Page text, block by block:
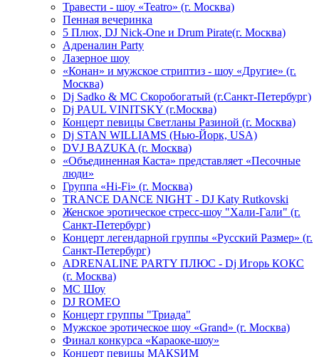
Травести - шоу «Teatro» (г. Москва)
Пенная вечеринка
5 Плюх, DJ Nick-One и Drum Pirate(г. Москва)
Адреналин Party
Лазерное шоу
«Конан» и мужское стриптиз - шоу «Другие» (г.
Москва)
Dj Sadko & МС Скоробогатый (г.Санкт-Петербург)
Dj PAUL VINITSKY (г.Москва)
Концерт певицы Светланы Разиной (г. Москва)
Dj STAN WILLIAMS (Нью-Йорк, USA)
DVJ BAZUKA (г. Москва)
«Объединенная Каста» представляет «Песочные
люди»
Группа «Hi-Fi» (г. Москва)
TRANCE DANCE NIGHT - DJ Katy Rutkovski
Женское эротическое стресс-шоу "Хали-Гали" (г.
Санкт-Петербург)
Концерт легендарной группы «Русский Размер» (г.
Санкт-Петербург)
ADRENALINE PARTY ПЛЮС - Dj Игорь КОКС
(г. Москва)
MC Шоу
DJ ROMEO
Концерт группы "Триада"
Мужское эротическое шоу «Grand» (г. Москва)
Финал конкурса «Караоке-шоу»
Концерт певицы МАКSИМ